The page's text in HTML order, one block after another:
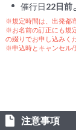
催行日22日前
※規定時間は、出発都
※お名前の訂正にも規
の綴りでお申し込みく
※申込時とキャンセル/
注意事項